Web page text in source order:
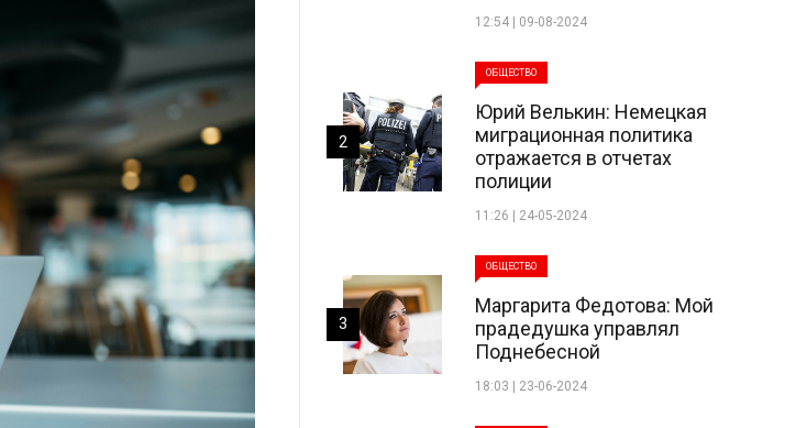
12:54 | 09-08-2024
ОБЩЕСТВО
Юрий Велькин: Немецкая
миграционная политика
отражается в отчетах
полиции
11:26 | 24-05-2024
2
ОБЩЕСТВО
Маргарита Федотова: Мой
прадедушка управлял
Поднебесной
18:03 | 23-06-2024
3